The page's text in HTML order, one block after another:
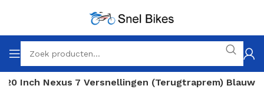
20 Inch Nexus 7 Versnellingen (Terugtraprem) Blauw